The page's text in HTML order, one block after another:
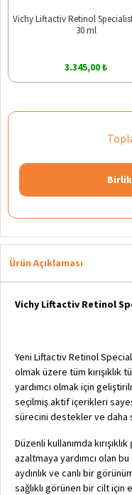
Vichy Liftactiv Retinol
30 ml
3.345,00 ₺
Ürün Açıklaması
Vichy Liftactiv Retinol
Yeni Liftactiv Retinol
olmak üzere tüm kırışıklık
yardımcı olmak için
seçilmiş aktif içerikleri
sürecini destekler ve daha
Düzenli kullanımda
azaltmaya yardımcı olan
aydınlık ve canlı bir
sağlıklı görünen bir cilt için